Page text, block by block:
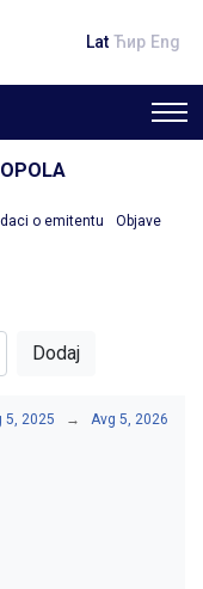
Lat Ћир Eng
o emitentu Objave
Dodaj
Avg 5, 2025 → Avg 5, 2026